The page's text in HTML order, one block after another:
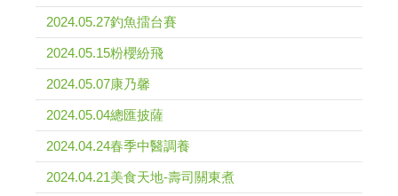
2024.05.27釣魚擂台賽
2024.05.15粉櫻紛飛
2024.05.07康乃馨
2024.05.04總匯披薩
2024.04.24春季中醫調養
2024.04.21美食天地-壽司關東煮